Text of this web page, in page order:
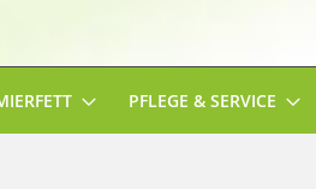
PFLEGE & SERVICE